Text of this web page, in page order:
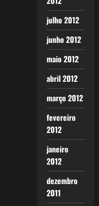
julho 2012
junho 2012
maio 2012
abril 2012
março 2012
fevereiro
2012
janeiro
2012
dezembro
2011